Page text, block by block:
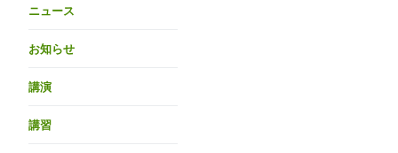
ニュース
お知らせ
講演
講習